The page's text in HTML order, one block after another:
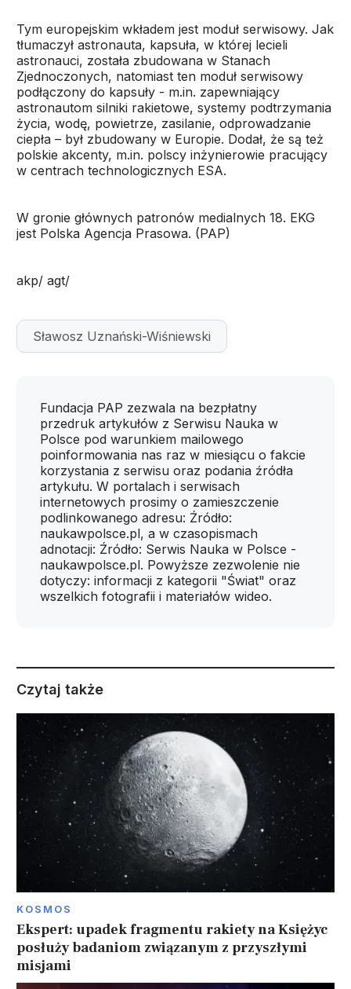
Tym europejskim wkładem jest moduł serwisowy. Jak
tłumaczył astronauta, kapsuła, w której lecieli
astronauci, została zbudowana w Stanach
Zjednoczonych, natomiast ten moduł serwisowy
podłączony do kapsuły - m.in. zapewniający
astronautom silniki rakietowe, systemy podtrzymania
życia, wodę, powietrze, zasilanie, odprowadzanie
ciepła – był zbudowany w Europie. Dodał, że są też
polskie akcenty, m.in. polscy inżynierowie pracujący
w centrach technologicznych ESA.
W gronie głównych patronów medialnych 18. EKG
jest Polska Agencja Prasowa. (PAP)
akp/ agt/
Sławosz Uznański-Wiśniewski
Fundacja PAP zezwala na bezpłatny
przedruk artykułów z Serwisu Nauka w
Polsce pod warunkiem mailowego
poinformowania nas raz w miesiącu o fakcie
korzystania z serwisu oraz podania źródła
artykułu. W portalach i serwisach
internetowych prosimy o zamieszczenie
podlinkowanego adresu: Źródło:
naukawpolsce.pl, a w czasopismach
adnotacji: Źródło: Serwis Nauka w Polsce -
naukawpolsce.pl. Powyższe zezwolenie nie
dotyczy: informacji z kategorii "Świat" oraz
wszelkich fotografii i materiałów wideo.
Czytaj także
KOSMOS
Ekspert: upadek fragmentu rakiety na Księżyc
posłuży badaniom związanym z przyszłymi
misjami